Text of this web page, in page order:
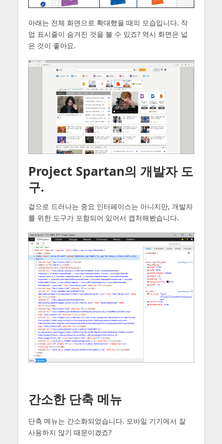
아래는 전체 화면으로 확대했을 때의 모습입니다. 작
업 표시줄이 숨겨진 것을 볼 수 있죠? 역시 화면은 넓
은 것이 좋아요.
Project Spartan의 개발자 도
구.
겉으로 드러나는 중요 인터페이스는 아니지만, 개발자
를 위한 도구가 포함되어 있어서 캡처해봤습니다.
간소한 단축 메뉴
단축 메뉴는 간소화되었습니다. 모바일 기기에서 잘
사용하지 않기 때문이겠죠?